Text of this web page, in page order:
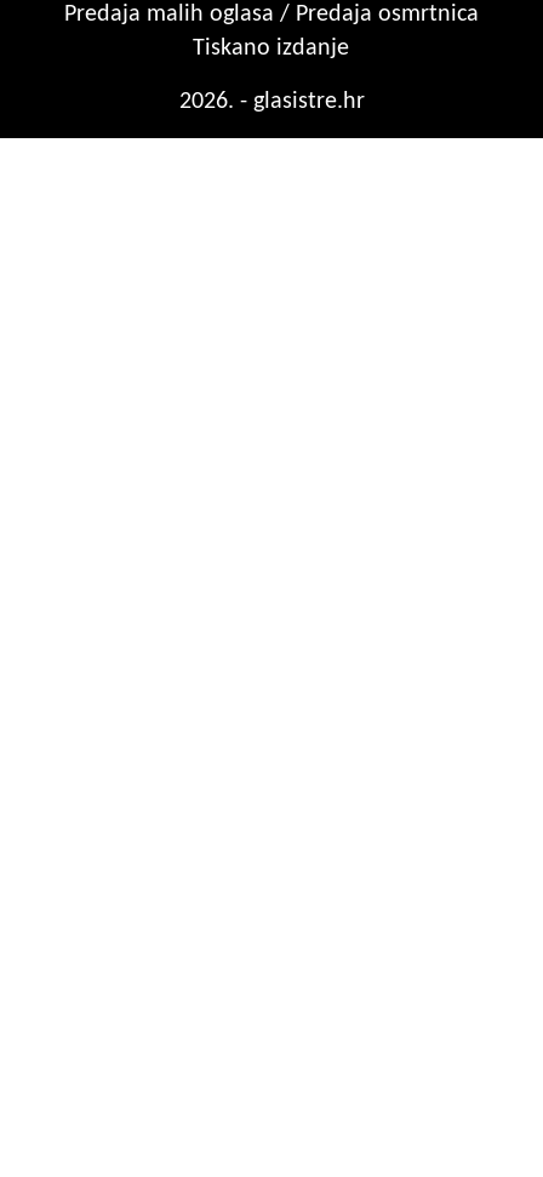
Predaja malih oglasa / Predaja osmrtnica
Tiskano izdanje
2026. - glasistre.hr